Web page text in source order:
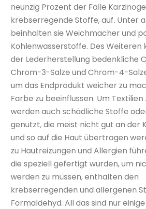
neunzig Prozent der Fälle
krebserregende Stoffe, auf. Unter
beinhalten sie Weichmacher und
Kohlenwasserstoffe. Des Weiteren
der Lederherstellung bedenkliche
Chrom-3-Salze und Chrom-4-
um das Endprodukt weicher zu
Farbe zu beeinflussen. Um
werden auch schädliche Stoffe
genutzt, die meist nicht gut an der
und so auf die Haut übertragen
zu Hautreizungen und Allergien
die speziell gefertigt wurden, um
werden zu müssen, enthalten den
krebserregenden und allergenen
Formaldehyd. All das sind nur